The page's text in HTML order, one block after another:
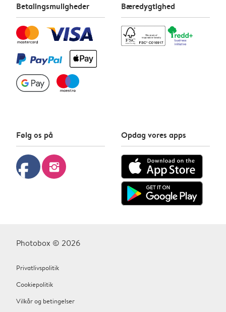
Betalingsmuligheder Bæredygtighed
Følg os på
facebook instagram
Opdag vores apps
Photobox © 2026
Privatlivspolitik
Cookiepolitik
Vilkår og betingelser